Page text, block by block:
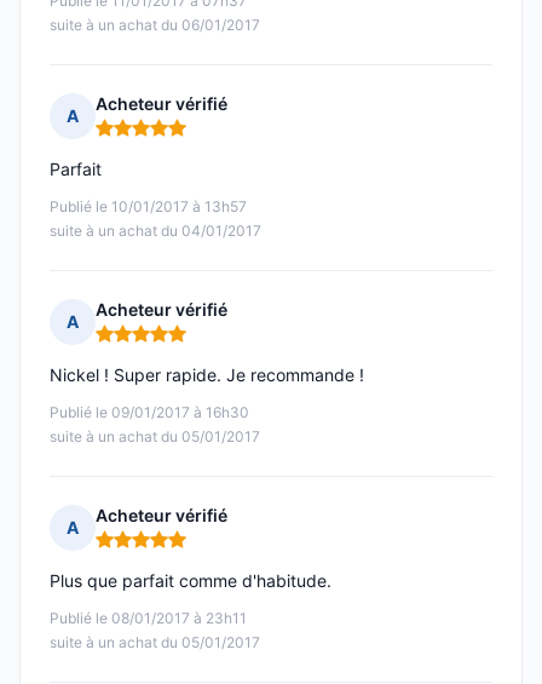
suite à un achat du 06/01/2017
A
Acheteur vérifié
Note : 5 sur 5
Publié le 10/01/2017 à 13h57
suite à un achat du 04/01/2017
Parfait
A
Acheteur vérifié
Note : 5 sur 5
Publié le 09/01/2017 à 16h30
suite à un achat du 05/01/2017
Nickel ! Super rapide. Je recommande !
A
Acheteur vérifié
Note : 5 sur 5
Publié le 08/01/2017 à 23h11
suite à un achat du 05/01/2017
Plus que parfait comme d'habitude.